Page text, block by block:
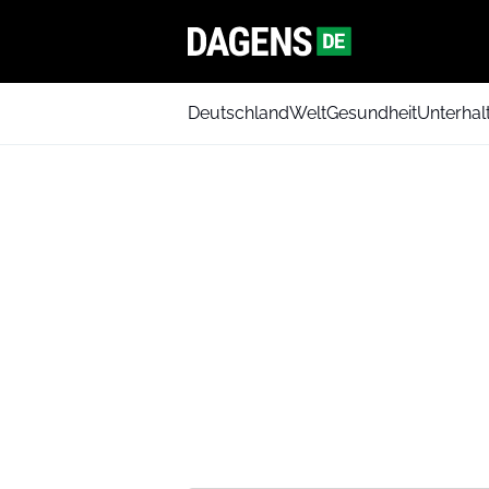
DeutschlandWeltGesundheit